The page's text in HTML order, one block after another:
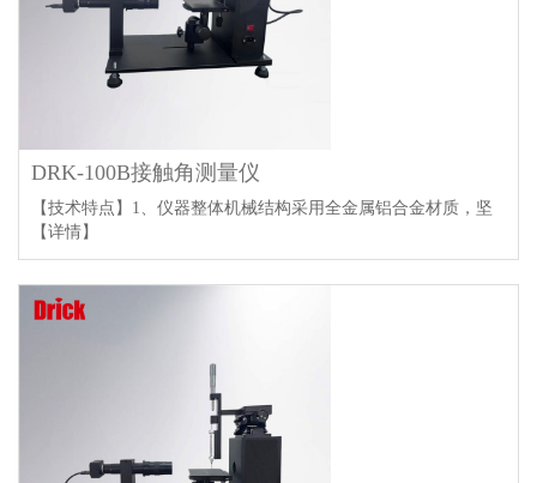
DRK-100B接触角测量仪
【技术特点】1、仪器整体机械结构采用全金属铝合金材质，坚
【详情】